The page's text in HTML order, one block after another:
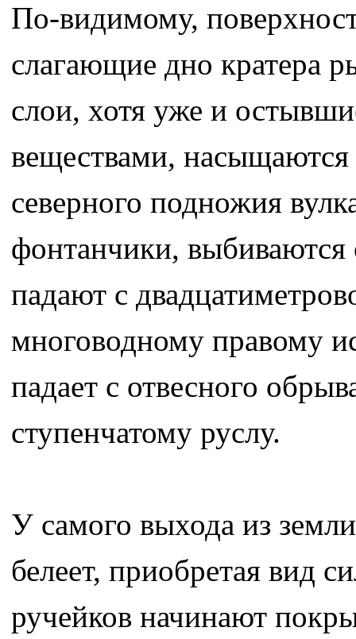
По-видимому,
слагающие дно кратера
слои, хотя уже и
веществами,
северного подножия
фонтанчики, выбиваются
падают с
многоводному правому
падает с отвесного
ступенчатому руслу.
У самого выхода из
белеет, приобретая вид
ручейков начинают